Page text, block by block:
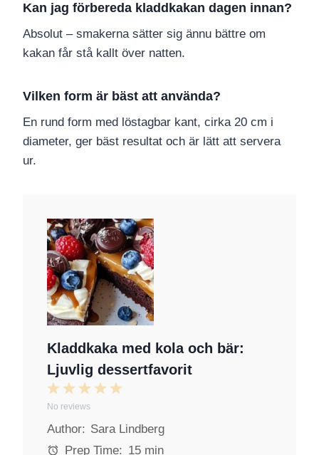
Kan jag förbereda kladdkakan dagen innan?
Absolut – smakerna sätter sig ännu bättre om
kakan får stå kallt över natten.
Vilken form är bäst att använda?
En rund form med löstagbar kant, cirka 20 cm i
diameter, ger bäst resultat och är lätt att servera
ur.
Kladdkaka med kola och bär:
Ljuvlig dessertfavorit
5
t
4
t
a
3
t
a
2
S
t
a
1
S
t
a
No reviews
Author: Sara Lindberg
Prep Time: 15 min